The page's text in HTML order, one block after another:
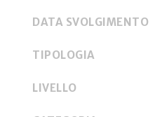
DATA SVOLGIMENTO
TIPOLOGIA
LIVELLO